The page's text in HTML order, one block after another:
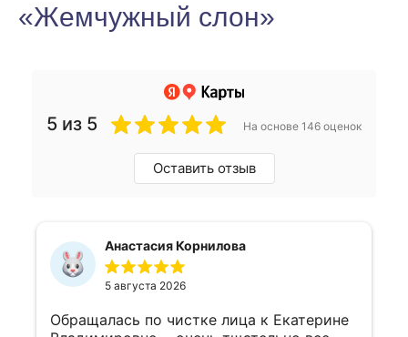
«Жемчужный слон»
5 из 5 На основе 146 оценок
Оставить отзыв
Анастасия Корнилова
5 августа 2026
Обращалась по чистке лица к Екатерине